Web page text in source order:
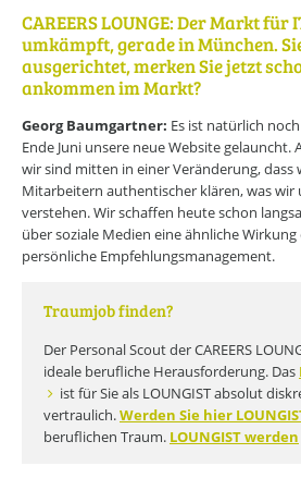
Über uns
Presse
Werbemöglichkeiten
Kontakt
Datenschutzerklärung
CAREERS LOUNGE: Der Markt für
umkämpft, gerade in München.
ausgerichtet, merken Sie jetzt
ankommen im Markt?
Georg Baumgartner: Es ist natürlich
Ende Juni unsere neue Website gelauncht.
wir sind mitten in einer Veränderung, dass
Mitarbeitern authentischer klären, was
verstehen. Wir schaffen heute schon
über soziale Medien eine ähnliche Wirkung
persönliche Empfehlungsmanagement.
Traumjob finden?
Der Personal Scout der CAREERS
ideale berufliche Herausforderung. Das
ist für Sie als LOUNGIST absolut
vertraulich.Werden Sie hier
beruflichen Traum. LOUNGIST werden